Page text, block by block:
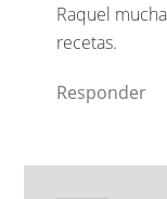
Raquel
recetas.
Responder